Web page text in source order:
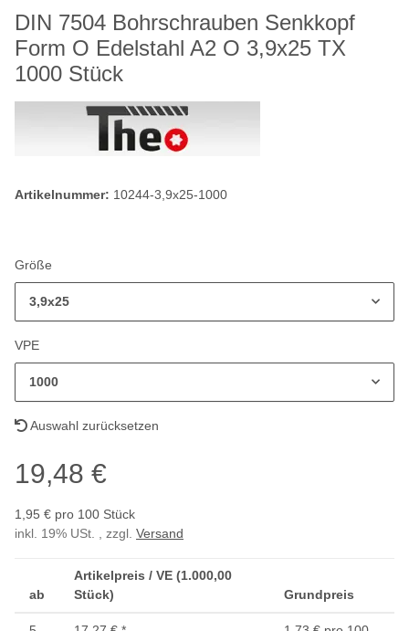
DIN 7504 Bohrschrauben Senkkopf
Form O Edelstahl A2 O 3,9x25 TX
1000 Stück
Artikelnummer: 10244-3,9x25-1000
Größe
3,9x25
VPE
1000
Auswahl zurücksetzen
19,48 €
1,95 € pro 100 Stück
inkl. 19% USt. , zzgl. Versand
ab
Artikelpreis / VE (1.000,00
Stück)
Grundpreis